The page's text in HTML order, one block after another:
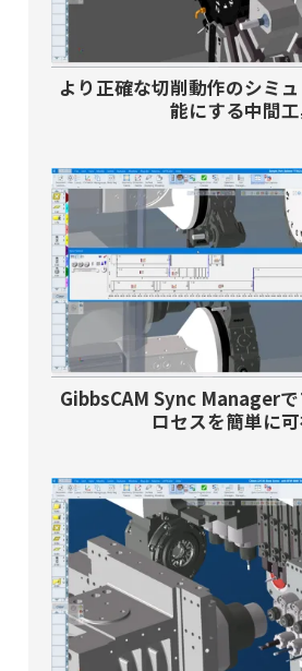
より正確な切削動作のシミ
能にする中間
GibbsCAM Sync Manager
ロセスを簡単に